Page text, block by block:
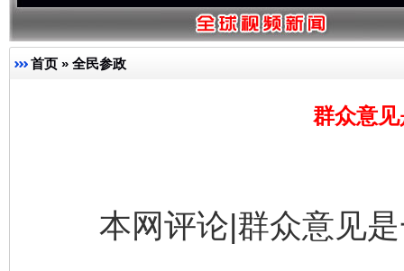
首页 » 全民参政
群众意
本网评论|群众意见是